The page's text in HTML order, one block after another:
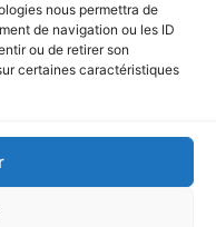
nous permettra de
de navigation ou les ID
ou de retirer son
certaines caractéristiques